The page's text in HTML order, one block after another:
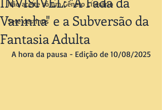
Não aceite só um Gênero Literário
Sete destinos
Varinha" e a Subversão da
Fantasia Adulta
A hora da pausa - Edição de 10/08/2025